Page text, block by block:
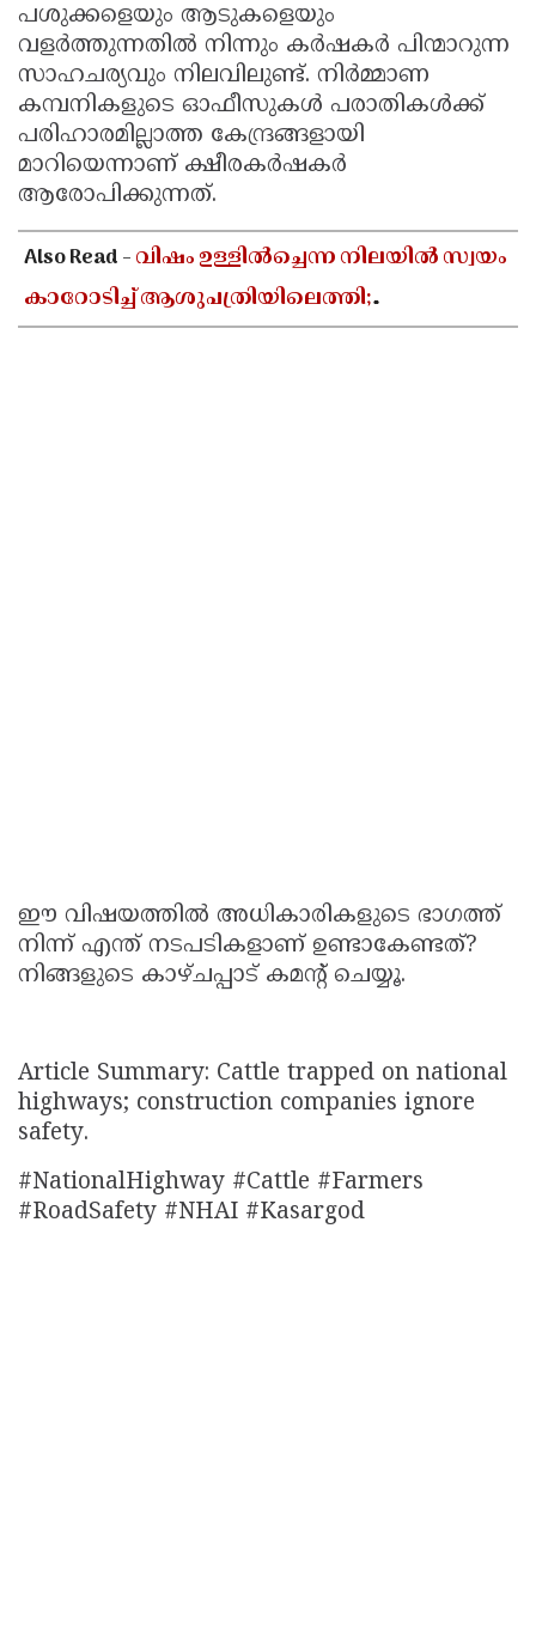
പശുക്കളെയും ആടുകളെയും
വളർത്തുന്നതിൽ നിന്നും കർഷകർ പിന്മാറുന്ന
സാഹചര്യവും നിലവിലുണ്ട്. നിർമ്മാണ
കമ്പനികളുടെ ഓഫീസുകൾ പരാതികൾക്ക്
പരിഹാരമില്ലാത്ത കേന്ദ്രങ്ങളായി
മാറിയെന്നാണ് ക്ഷീരകർഷകർ
ആരോപിക്കുന്നത്.
Also Read -വിഷം ഉള്ളിൽച്ചെന്ന നിലയിൽ സ്വയം
കാറോടിച്ച് ആശുപത്രിയിലെത്തി;
ഈ വിഷയത്തിൽ അധികാരികളുടെ ഭാഗത്ത്
നിന്ന് എന്ത് നടപടികളാണ് ഉണ്ടാകേണ്ടത്?
നിങ്ങളുടെ കാഴ്ചപ്പാട് കമന്റ് ചെയ്യൂ.
Article Summary: Cattle trapped on national
highways; construction companies ignore
safety.
#NationalHighway #Cattle #Farmers
#RoadSafety #NHAI #Kasargod